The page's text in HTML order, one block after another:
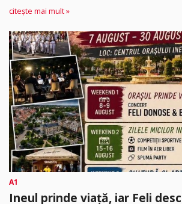
citește mai mult »
A1
Ineul prinde viață, iar Feli